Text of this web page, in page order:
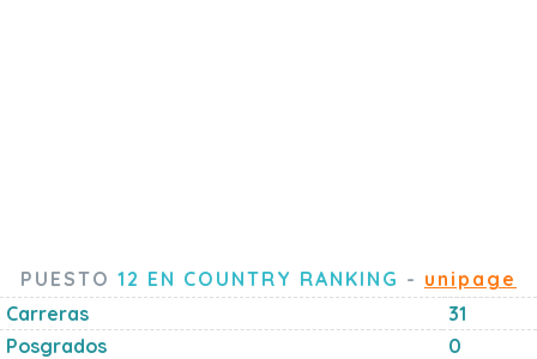
PUESTO 12 EN COUNTRY RANKING - unipage
Carreras
31
Posgrados
0